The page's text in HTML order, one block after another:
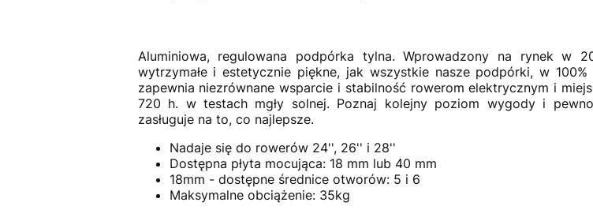
Aluminiowa, regulowana podpórka tylna. Wprowadzony na rynek w
wytrzymałe i estetycznie piękne, jak wszystkie nasze podpórki, w
zapewnia niezrównane wsparcie i stabilność rowerom elektrycznym i
720 h. w testach mgły solnej. Poznaj kolejny poziom wygody i
zasługuje na to, co najlepsze.
Nadaje się do rowerów 24'', 26'' i 28''
Dostępna płyta mocująca: 18 mm lub 40 mm
18mm - dostępne średnice otworów: 5 i 6
Maksymalne obciążenie: 35kg